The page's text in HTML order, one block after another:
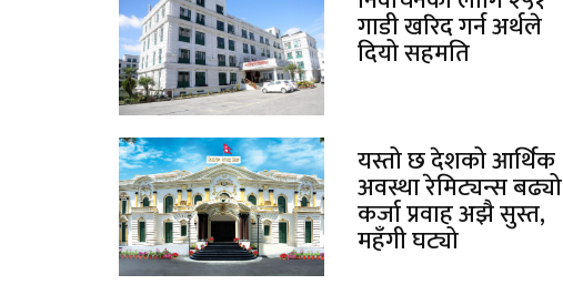
गाडी खरिद गर्न अर्थले
दियो सहमति
यस्तो छ देशको आर्थिक
अवस्था रेमिट्यन्स बढ्यो
कर्जा प्रवाह अझै सुस्त,
महँगी घट्यो